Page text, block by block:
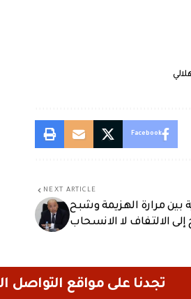
Facebook
NEXT ARTICLE
بين مرارة الهزيمة وشبح
الالتفاف لا الانسحاب
تجدنا على مواقع التواصل